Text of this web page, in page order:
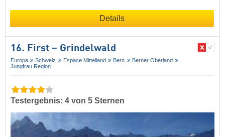
Details
16. First – Grindelwald
Europa Schweiz Espace Mittelland Bern
Berner Oberland
Jungfrau Region
Testergebnis: 4 von 5 Sternen